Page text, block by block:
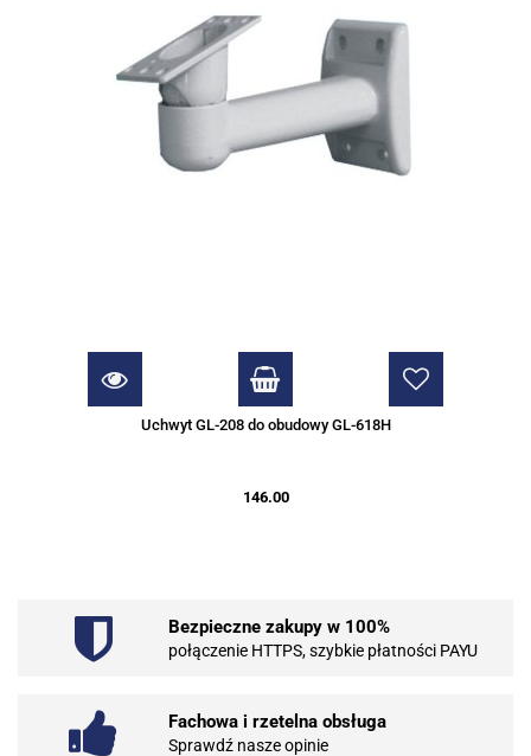
Uchwyt GL-208 do obudowy GL-618H
146.00
Bezpieczne zakupy w 100%
połączenie HTTPS, szybkie płatności PAYU
Fachowa i rzetelna obsługa
Sprawdź nasze opinie